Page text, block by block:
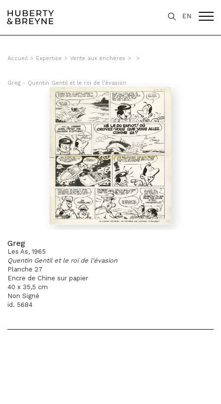
EN
Accueil > Expertise > Vente aux enchères > >
Greg - Quentin Gentil et le roi de l'évasion
Greg
Les As, 1965
Quentin Gentil et le roi de l'évasion
Planche 27
Encre de Chine sur papier
40 x 35,5 cm
Non Signé
id. 5684